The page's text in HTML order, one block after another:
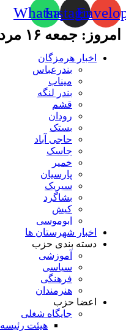
Instagram
Whatsapp
امروز: جمعه ۱۶ مرداد ۱۴۰۵
اخبار هرمزگان
بندرعباس
میناب
بندر لنگه
قشم
رودان
بستک
حاجی آباد
جاسک
خمیر
پارسیان
سیریک
بشاگرد
کیش
ابوموسی
اخبار شهرستان ها
دسته بندی حزب
آموزشی
سیاسی
فرهنگی
هنرمندان
اعضا حزب
جایگاه شغلی
هیئت رئیسه